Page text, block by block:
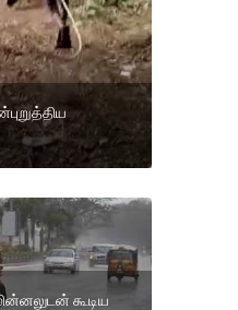
கூடிய